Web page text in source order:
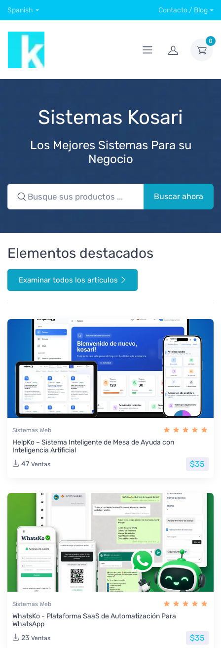
Spanish Contacto / Blog
0
Sistemas Kosari
Los Mejores Sistemas Para su
Negocio
Buscar ahora
Elementos destacados
Examinar todos los artículos
Sistemas Web
HelpKo – Sistema Inteligente de Mesa de Ayuda con
Inteligencia Artificial
47 Ventas $35
Sistemas Web
WhatsKo - Plataforma SaaS de Automatización Para
WhatsApp
23 Ventas $35